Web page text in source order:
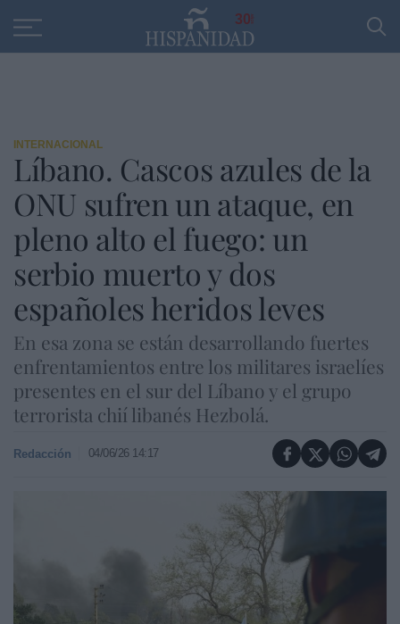
30
INTERNACIONAL
Líbano. Cascos azules de la
ONU sufren un ataque, en
pleno alto el fuego: un
serbio muerto y dos
españoles heridos leves
En esa zona se están desarrollando fuertes
enfrentamientos entre los militares israelíes
presentes en el sur del Líbano y el grupo
terrorista chií libanés Hezbolá.
Redacción 04/06/26 14:17